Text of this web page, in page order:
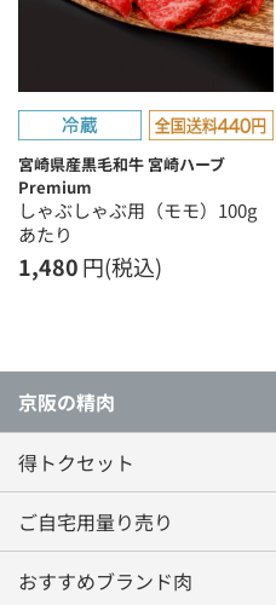
宮崎県産黒毛和牛 宮崎ハーブ
Premium
しゃぶしゃぶ用（モモ）100g
あたり
1,480円(税込)
京阪の精肉
得トクセット
ご自宅用量り売り
おすすめブランド肉